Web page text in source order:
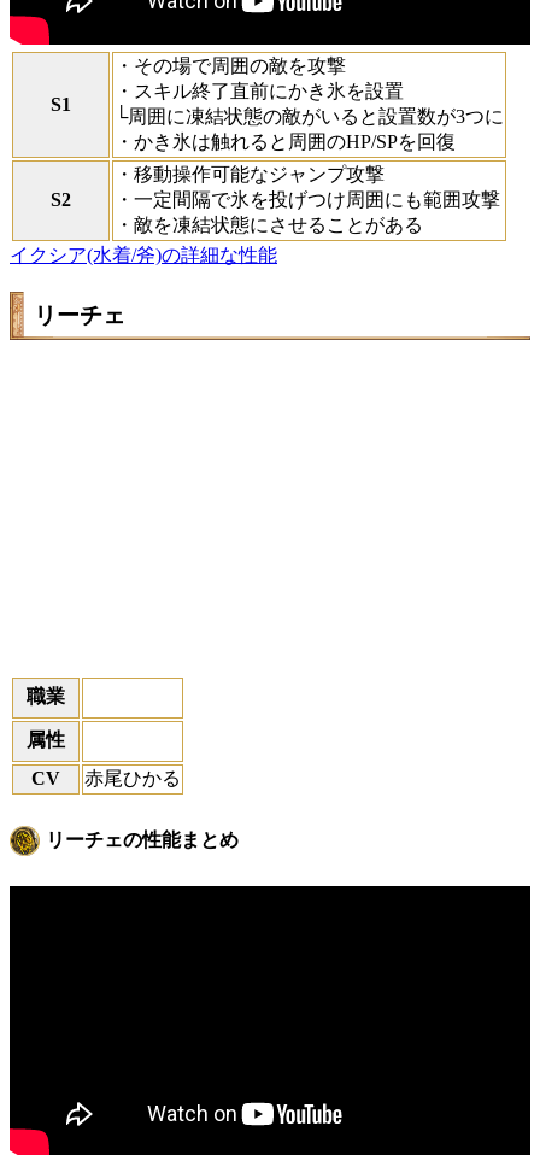
S1
・その場で周囲の敵を攻撃
・スキル終了直前にかき氷を設置
└周囲に凍結状態の敵がいると設置数が3つに
・かき氷は触れると周囲のHP/SPを回復
S2
・移動操作可能なジャンプ攻撃
・一定間隔で氷を投げつけ周囲にも範囲攻撃
・敵を凍結状態にさせることがある
イクシア(水着/斧)の詳細な性能
リーチェ
職業
属性
CV
赤尾ひかる
リーチェの性能まとめ